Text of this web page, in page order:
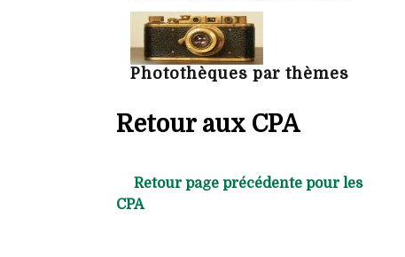
Photothèques par thèmes
Retour aux CPA
Retour page précédente pour les
CPA